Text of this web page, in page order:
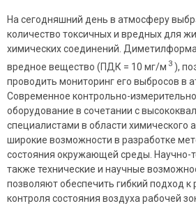
На сегодняшний день в атмосферу
количество токсичных и вредных для
химических соединений.
вредное вещество (ПДК = 10 мг/м 3 ),
проводить мониторинг его выбросов в
Современное контрольно-
оборудование в сочетании с
специалистами в области химического
широкие возможности в разработке
состояния окружающей среды. Научно-
также технические и научные
позволяют обеспечить гибкий подход к
контроля состояния воздуха рабочей